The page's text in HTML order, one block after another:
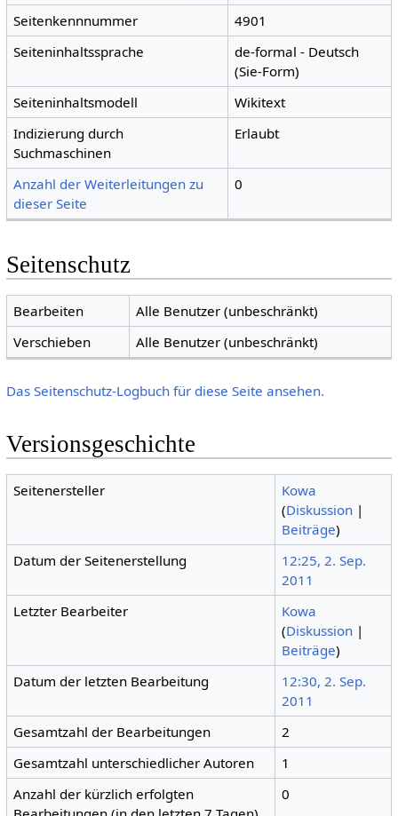
Seitenkennnummer
4901
Seiteninhaltssprache
de-formal - Deutsch
(Sie-Form)
Seiteninhaltsmodell
Wikitext
Indizierung durch
Suchmaschinen
Erlaubt
Anzahl der Weiterleitungen zu
dieser Seite
0
Seitenschutz
Bearbeiten
Alle Benutzer (unbeschränkt)
Verschieben
Alle Benutzer (unbeschränkt)
Das Seitenschutz-Logbuch für diese Seite ansehen.
Versionsgeschichte
Seitenersteller
Kowa
(Diskussion |
Beiträge)
Datum der Seitenerstellung
12:25, 2. Sep.
2011
Letzter Bearbeiter
Kowa
(Diskussion |
Beiträge)
Datum der letzten Bearbeitung
12:30, 2. Sep.
2011
Gesamtzahl der Bearbeitungen
2
Gesamtzahl unterschiedlicher Autoren
1
Anzahl der kürzlich erfolgten
0